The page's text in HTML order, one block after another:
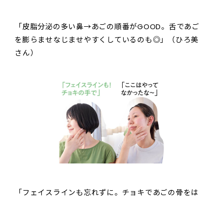
「皮脂分泌の多い鼻→あごの順番がGOOD。舌であご
を膨らませなじませやすくしているのも◎」（ひろ美
さん）
「フェイスラインも忘れずに。チョキであごの骨をは